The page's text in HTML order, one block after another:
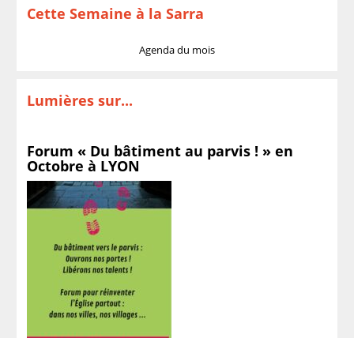
Cette Semaine à la Sarra
Agenda du mois
Lumières sur...
Forum « Du bâtiment au parvis ! » en
Octobre à LYON